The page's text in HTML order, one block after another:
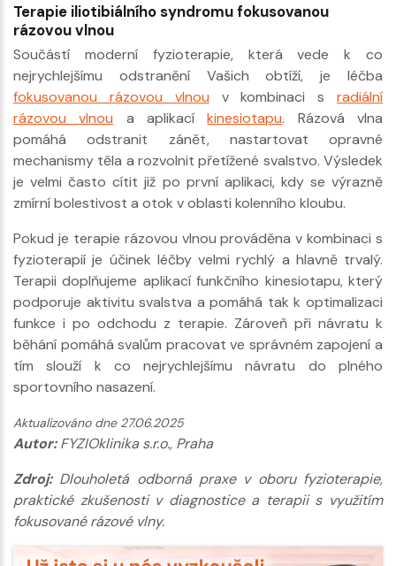
Terapie iliotibiálního syndromu fokusovanou
rázovou vlnou
Součástí moderní fyzioterapie, která vede k co
nejrychlejšímu odstranění Vašich obtíží, je léčba
fokusovanou rázovou vlnou v kombinaci sradiální
rázovou vlnou a aplikacíkinesiotapu. Rázová vlna
pomáhá odstranit zánět, nastartovat opravné
mechanismy těla a rozvolnit přetížené svalstvo. Výsledek
je velmi často cítit již po první aplikaci, kdy se výrazně
zmírní bolestivost a otok v oblasti kolenního kloubu.
Pokud je terapie rázovou vlnou prováděna v kombinaci s
fyzioterapií je účinek léčby velmi rychlý a hlavně trvalý.
Terapii doplňujeme aplikací funkčního kinesiotapu, který
podporuje aktivitu svalstva a pomáhá tak k optimalizaci
funkce i po odchodu z terapie. Zároveň při návratu k
běhání pomáhá svalům pracovat ve správném zapojení a
tím slouží k co nejrychlejšímu návratu do plného
sportovního nasazení.
Aktualizováno dne 27.06.2025
Autor:FYZIOklinika s.r.o., Praha
Zdroj:Dlouholetá odborná praxe v oboru fyzioterapie,
praktické zkušenosti v diagnostice a terapii s využitím
fokusované rázové vlny.